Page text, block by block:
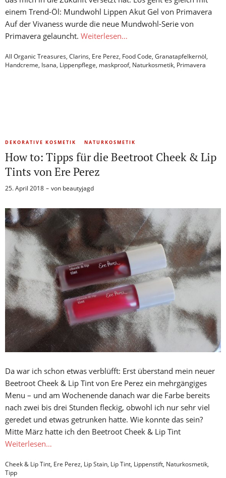
einem Trend-Öl: Mundwohl Lippen Akut Gel von Primavera
Auf der Vivaness wurde die neue Mundwohl-Serie von
Primavera gelauncht. Weiterlesen…
All Organic Treasures, Clarins, Ere Perez, Food Code, Granatapfelkernöl,
Handcreme, Isana, Lippenpflege, maskproof, Naturkosmetik, Primavera
DEKORATIVE KOSMETIK NATURKOSMETIK
How to: Tipps für die Beetroot Cheek & Lip
Tints von Ere Perez
25. April 2018 von beautyjagd
Da war ich schon etwas verblüfft: Erst überstand mein neuer
Beetroot Cheek & Lip Tint von Ere Perez ein mehrgängiges
Menu – und am Wochenende danach war die Farbe bereits
nach zwei bis drei Stunden fleckig, obwohl ich nur sehr viel
geredet und etwas getrunken hatte. Wie konnte das sein?
Mitte März hatte ich den Beetroot Cheek & Lip Tint
Weiterlesen…
Cheek & Lip Tint, Ere Perez, Lip Stain, Lip Tint, Lippenstift, Naturkosmetik,
Tipp